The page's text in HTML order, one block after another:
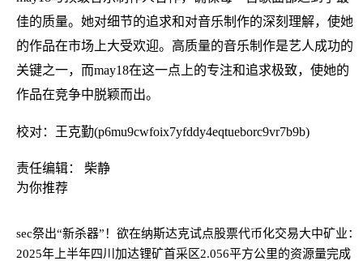
佳的质量。她对细节的追求和对音乐制作的深刻理解，使她
的作品在市场上大受欢迎。高质量的音乐制作是艺人成功的
关键之一，而may18在这一点上的专注和追求极致，使她的
作品在竞争中脱颖而出。
校对：王克勤(p6mu9cwfoix7yfddy4eqtueborc9vr7b9b)
责任编辑： 柴静
为你推荐
sec祭出“新杀器”！欲在纳斯达克试点股票代币化交易大中矿业：
2025年上半年四川加达锂矿首采区2.056平方公里的资源量完成